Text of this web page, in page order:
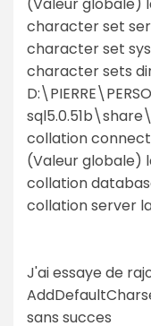
character set
character set
character sets
collation
(Valeur globale)
collation
collation server
J'ai essaye de
sans succes